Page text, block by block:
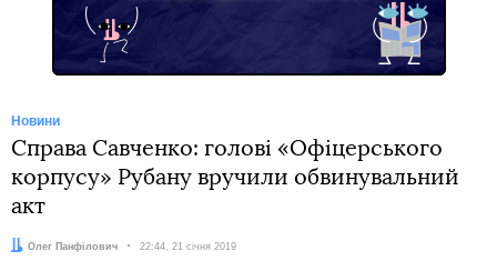
Новини
Справа Савченко: голові «Офіцерського
корпусу» Рубану вручили обвинувальний
акт
Автор:
Олег Панфілович Дата:
22:44, 21 січня 2019